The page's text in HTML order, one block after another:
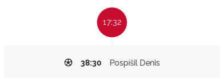
17:32
Pospíšil Denis
38:30